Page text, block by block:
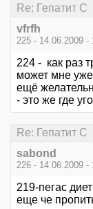
Re: Гепатит С
vfrfh
225 - 14.06.2009 -
224 - как раз
может мне
ещё
- это же где
Re: Гепатит С
sabond
226 - 14.06.2009 -
219-пегас
еще че